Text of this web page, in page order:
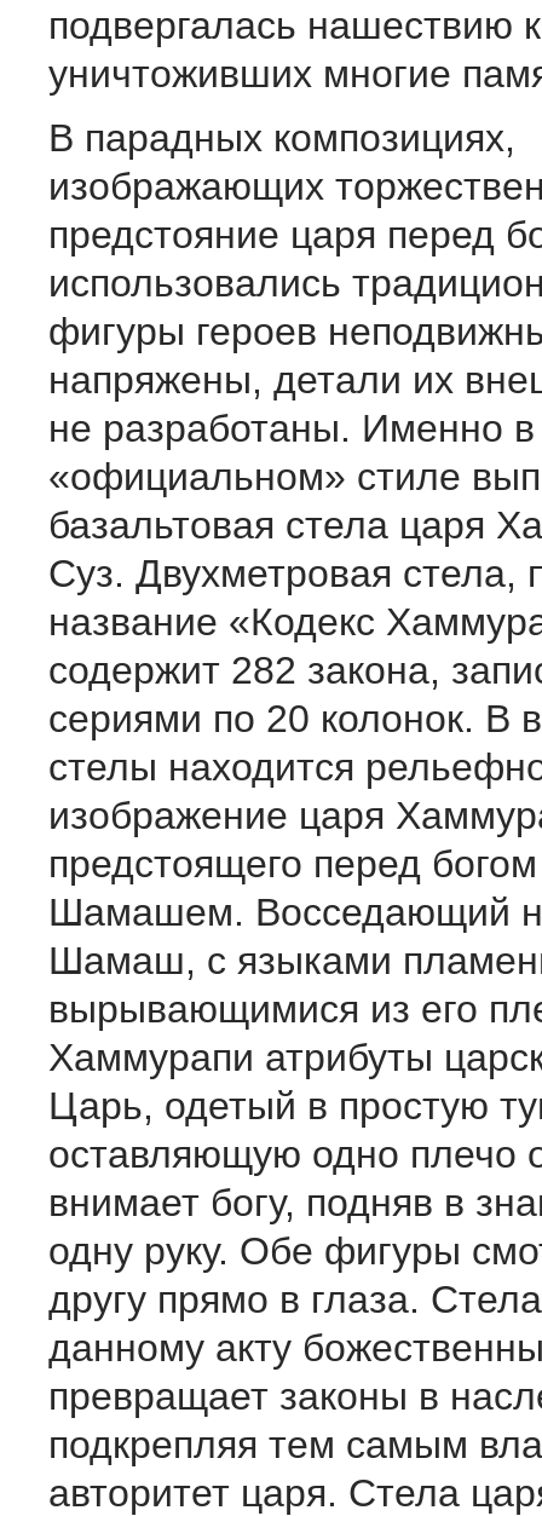
подвергалась нашествию
уничтоживших многие
В парадных композициях,
изображающих
предстояние царя перед
использовались
фигуры героев
напряжены, детали их
не разработаны. Именно в
«официальном» стиле
базальтовая стела царя
Суз. Двухметровая стела,
название «Кодекс
содержит 282 закона,
сериями по 20 колонок. В
стелы находится
изображение царя
предстоящего перед
Шамашем. Восседающий
Шамаш, с языками
вырывающимися из его
Хаммурапи атрибуты
Царь, одетый в простую
оставляющую одно плечо
внимает богу, подняв в
одну руку. Обе фигуры
другу прямо в глаза.
данному акту
превращает законы в
подкрепляя тем самым
авторитет царя. Стела